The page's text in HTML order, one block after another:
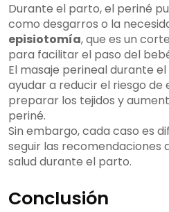
Durante el parto, el periné
como desgarros o la
episiotomía, que es un
para facilitar el paso del
El masaje perineal durante
ayudar a reducir el riesgo
preparar los tejidos y
periné.
Sin embargo, cada caso es
seguir las recomendaciones
salud durante el parto.
Conclusión